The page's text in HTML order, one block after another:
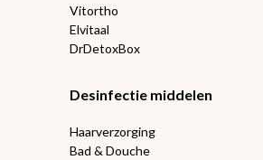
Vitortho
Elvitaal
DrDetoxBox
Desinfectie middelen
Haarverzorging
Bad & Douche